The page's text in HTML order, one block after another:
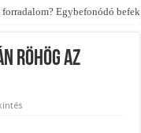
Egybefonódó
milyen stílusokhoz illenek!
röhög az